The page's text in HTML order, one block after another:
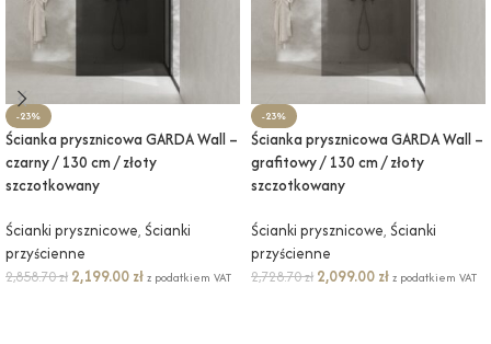
-23%
Ścianka prysznicowa GARDA Wall –
czarny / 130 cm / złoty
szczotkowany
Ścianki prysznicowe, Ścianki
przyścienne
2,858.70zł 2,199.00 złz podatkiem VAT
-23%
Ścianka prysznicowa GARDA Wall –
grafitowy / 130 cm / złoty
szczotkowany
Ścianki prysznicowe, Ścianki
przyścienne
2,728.70zł 2,099.00 złz podatkiem VAT